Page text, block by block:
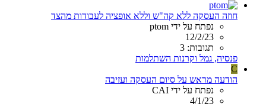
חוזה העסקה ללא קה"ש וללא אופציה לעבודות מהצד
נפתח על ידי ptom
12/2/23
תגובות: 3
פנסיה, גמל וקרנות השתלמות
C
הודעה מראש על סיום העסקה ועזיבה
נפתח על ידי CAI
4/1/23